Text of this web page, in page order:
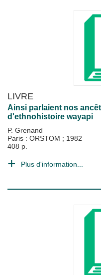
LIVRE
Ainsi parlaient nos
d'ethnohistoire wayapi
P. Grenand
Paris : ORSTOM ; 1982
408 p.
Plus d'information...